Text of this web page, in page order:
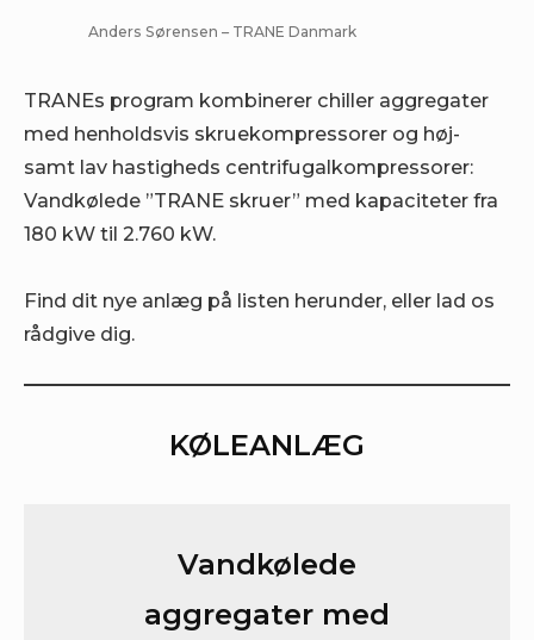
Anders Sørensen – TRANE Danmark
TRANEs program kombinerer chiller aggregater
med henholdsvis skruekompressorer og høj-
samt lav hastigheds centrifugalkompressorer:
Vandkølede ”TRANE skruer” med kapaciteter fra
180 kW til 2.760 kW.
Find dit nye anlæg på listen herunder, eller lad os
rådgive dig.
KØLEANLÆG
Vandkølede
aggregater med